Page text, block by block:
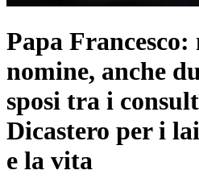
Papa Francesco:
nomine, anche
sposi tra i
Dicastero per i
e la vita